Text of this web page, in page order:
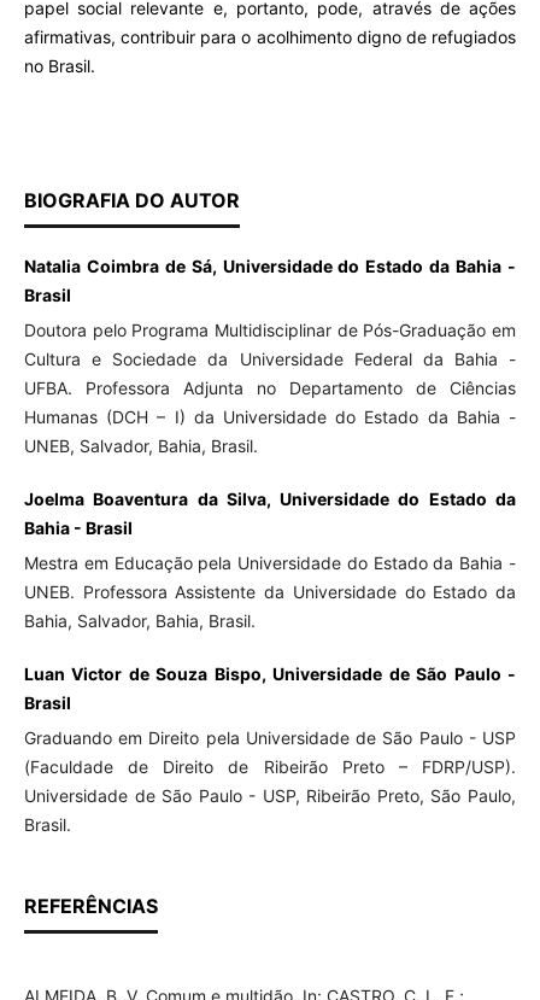
papel social relevante e, portanto, pode, através de ações
afirmativas, contribuir para o acolhimento digno de refugiados
no Brasil.
BIOGRAFIA DO AUTOR
Natalia Coimbra de Sá, Universidade do Estado da Bahia -
Brasil
Doutora pelo Programa Multidisciplinar de Pós-Graduação em
Cultura e Sociedade da Universidade Federal da Bahia -
UFBA. Professora Adjunta no Departamento de Ciências
Humanas (DCH – I) da Universidade do Estado da Bahia -
UNEB, Salvador, Bahia, Brasil.
Joelma Boaventura da Silva, Universidade do Estado da
Bahia - Brasil
Mestra em Educação pela Universidade do Estado da Bahia -
UNEB. Professora Assistente da Universidade do Estado da
Bahia, Salvador, Bahia, Brasil.
Luan Victor de Souza Bispo, Universidade de São Paulo -
Brasil
Graduando em Direito pela Universidade de São Paulo - USP
(Faculdade de Direito de Ribeirão Preto – FDRP/USP).
Universidade de São Paulo - USP, Ribeirão Preto, São Paulo,
Brasil.
REFERÊNCIAS